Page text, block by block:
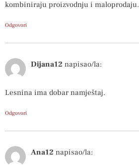
kombiniraju proizvodnju i maloprodaju.
Odgovori
Dijana12 napisao/la:
Lesnina ima dobar namještaj.
Odgovori
Ana12 napisao/la: